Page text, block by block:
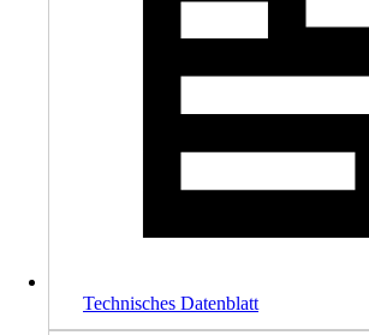
Technisches Datenblatt